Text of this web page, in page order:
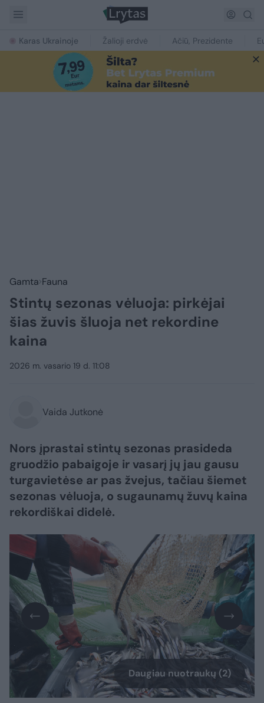
Karas Ukrainoje Žalioji erdvė Ačiū, Prezidente
Gamta Fauna
Stintų sezonas vėluoja: pirkėjai
šias žuvis šluoja net rekordine
kaina
2026 m. vasario 19 d. 11:08
Vaida Jutkonė
Nors įprastai stintų sezonas prasideda
gruodžio pabaigoje ir vasarį jų jau gausu
turgavietėse ar pas žvejus, tačiau šiemet
sezonas vėluoja, o sugaunamų žuvų kaina
rekordiškai didelė.
Daugiau nuotraukų (2)